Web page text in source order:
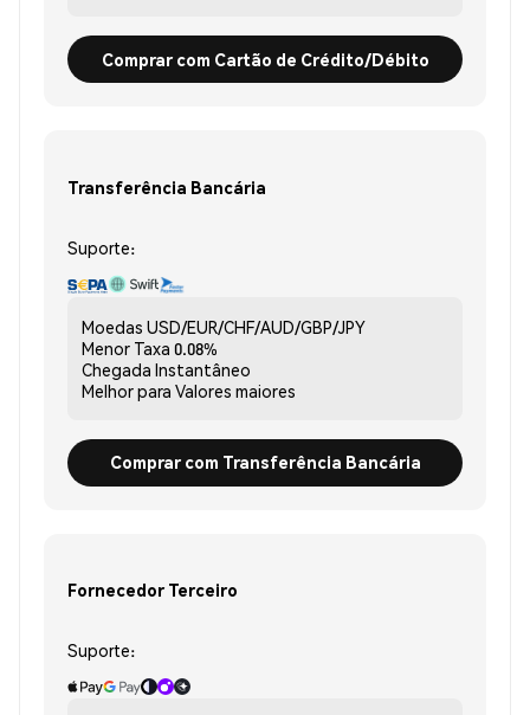
Comprar com Cartão de Crédito/Débito
Transferência Bancária
Suporte:
Moedas USD/EUR/CHF/AUD/GBP/JPY
Menor Taxa 0.08%
Chegada Instantâneo
Melhor para Valores maiores
Comprar com Transferência Bancária
Fornecedor Terceiro
Suporte: